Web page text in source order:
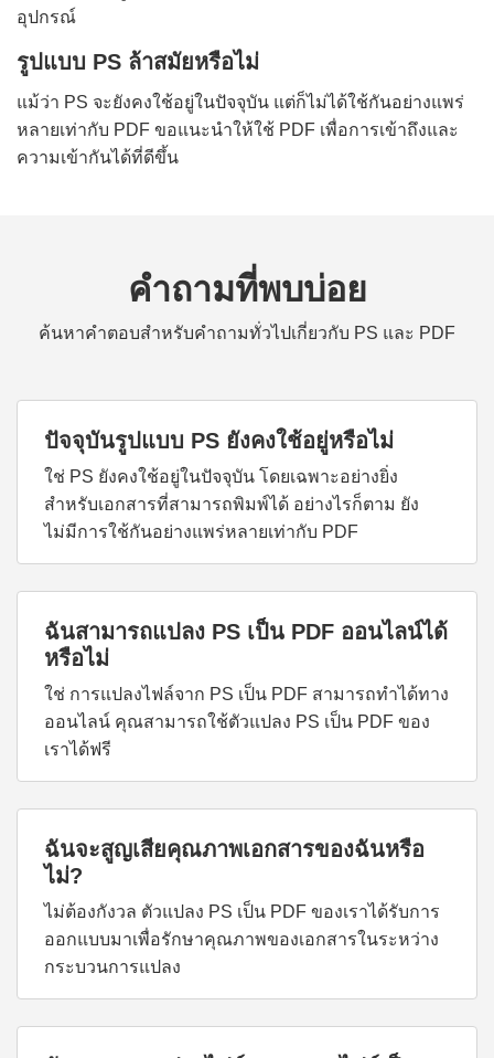
อุปกรณ์
รูปแบบ PS ล้าสมัยหรือไม่
แม้ว่า PS จะยังคงใช้อยู่ในปัจจุบัน แต่ก็ไม่ได้ใช้กันอย่างแพร่
หลายเท่ากับ PDF ขอแนะนำให้ใช้ PDF เพื่อการเข้าถึงและ
ความเข้ากันได้ที่ดีขึ้น
คำถามที่พบบ่อย
ค้นหาคำตอบสำหรับคำถามทั่วไปเกี่ยวกับ PS และ PDF
ปัจจุบันรูปแบบ PS ยังคงใช้อยู่หรือไม่
ใช่ PS ยังคงใช้อยู่ในปัจจุบัน โดยเฉพาะอย่างยิ่ง
สำหรับเอกสารที่สามารถพิมพ์ได้ อย่างไรก็ตาม ยัง
ไม่มีการใช้กันอย่างแพร่หลายเท่ากับ PDF
ฉันสามารถแปลง PS เป็น PDF ออนไลน์ได้
หรือไม่
ใช่ การแปลงไฟล์จาก PS เป็น PDF สามารถทำได้ทาง
ออนไลน์ คุณสามารถใช้ตัวแปลง PS เป็น PDF ของ
เราได้ฟรี
ฉันจะสูญเสียคุณภาพเอกสารของฉันหรือ
ไม่?
ไม่ต้องกังวล ตัวแปลง PS เป็น PDF ของเราได้รับการ
ออกแบบมาเพื่อรักษาคุณภาพของเอกสารในระหว่าง
กระบวนการแปลง